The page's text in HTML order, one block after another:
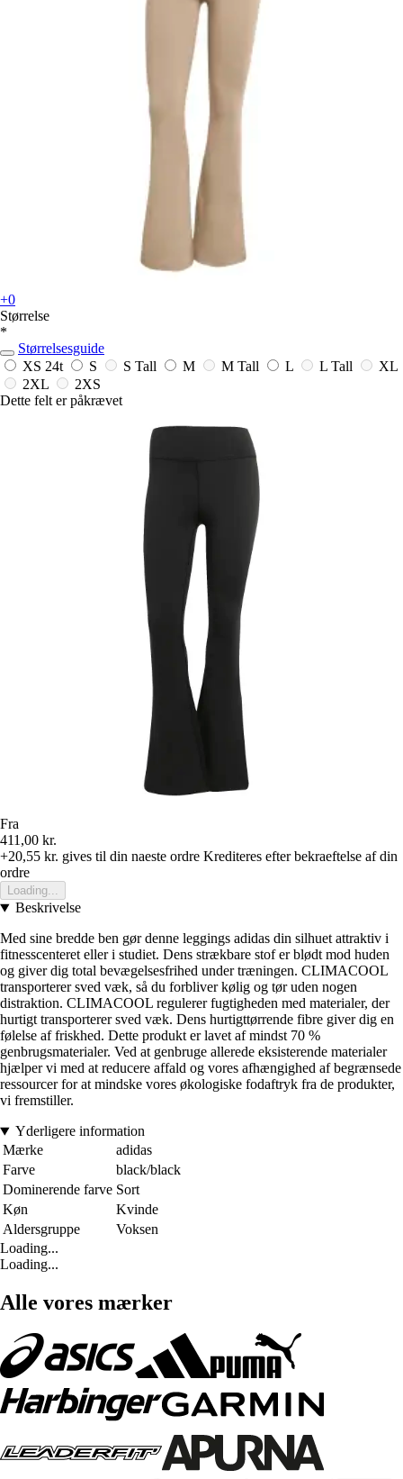
+0
Størrelse
*
Størrelsesguide
XS 24t S S Tall M M Tall L L Tall
XL
2XL
2XS
Dette felt er påkrævet
Fra
411,00 kr.
+20,55 kr. gives til din naeste ordre Krediteres efter bekraeftelse af din
ordre
Loading...
Beskrivelse
Med sine bredde ben gør denne leggings adidas din silhuet attraktiv i
fitnesscenteret eller i studiet. Dens strækbare stof er blødt mod huden
og giver dig total bevægelsesfrihed under træningen. CLIMACOOL
transporterer sved væk, så du forbliver kølig og tør uden nogen
distraktion. CLIMACOOL regulerer fugtigheden med materialer, der
hurtigt transporterer sved væk. Dens hurtigttørrende fibre giver dig en
følelse af friskhed. Dette produkt er lavet af mindst 70 %
genbrugsmaterialer. Ved at genbruge allerede eksisterende materialer
hjælper vi med at reducere affald og vores afhængighed af begrænsede
ressourcer for at mindske vores økologiske fodaftryk fra de produkter,
vi fremstiller.
Yderligere information
Mærke
adidas
Farve
black/black
Dominerende farve Sort
Køn
Kvinde
Aldersgruppe
Voksen
Loading...
Loading...
Alle vores mærker